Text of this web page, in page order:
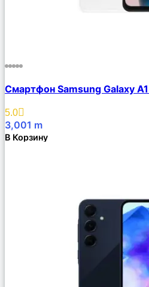
Описание
Избранное
Смартфон Samsung Galaxy
5.0
3,001 m
В Корзину